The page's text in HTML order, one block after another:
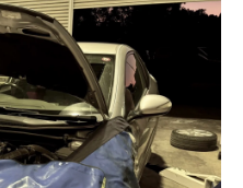
ワーゲンに特化した
任せられる整備工場
ビスの強み
築くためのポイント